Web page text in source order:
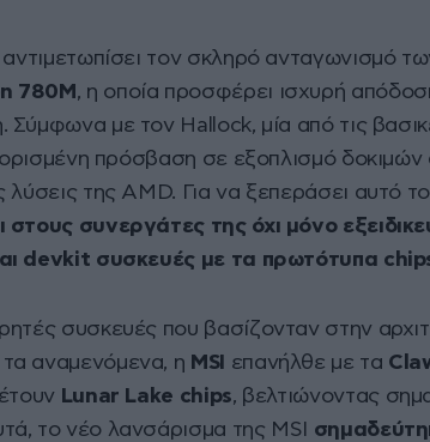
τον σκληρό ανταγωνισμό
780M , η οποία προσφέρει ισχυρή
Σύμφωνα με τον Hallock, μία από τις
πρόσβαση σε εξοπλισμό δοκιμών
λύσεις της AMD. Για να ξεπεράσει αυτό
στους συνεργάτες της όχι μόνο
devkit συσκευές με τα πρωτότυπα
συσκευές που βασίζονταν στην
αναμενόμενα, η MSI επανήλθε με τα
Lunar Lake chips, βελτιώνοντας
το νέο λανσάρισμα της MSI